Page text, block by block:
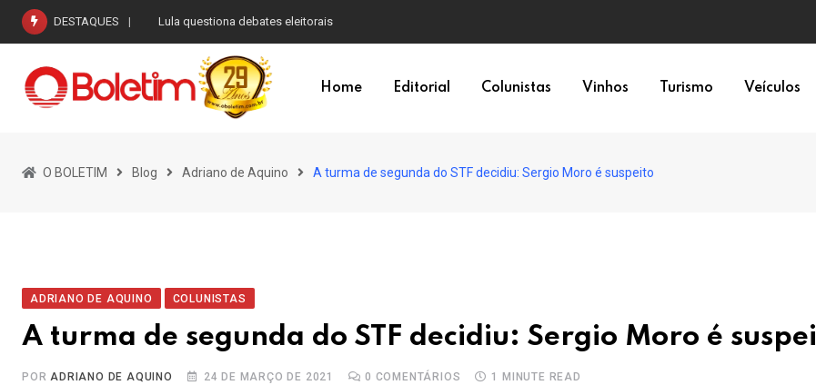
Skip
content
DESTAQUES Governo tenta votar pelo menos o fim da escala 6×1
Home Editorial Colunistas Vinhos Turismo Veículos
O BOLETIM Blog Adriano de Aquino A turma de segunda do STF decidiu: Sergio Moro é suspeito
ADRIANO DE AQUINO COLUNISTAS
A turma de segunda do STF decidiu: Sergio Moro é
PORADRIANO DE AQUINO 24 DE MARÇO DE 2021 0 COMENTÁRIOS 1 MINUTE READ